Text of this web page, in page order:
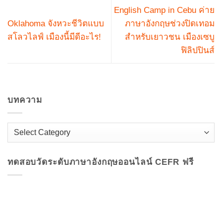
Oklahoma จังหวะชีวิตแบบ
สโลวไลฟ์ เมืองนี้มีดีอะไร!
English Camp in Cebu ค่าย
ภาษาอังกฤษช่วงปิดเทอม
สำหรับเยาวชน เมืองเซบู
ฟิลิปปินส์
บทความ
บทความ
ทดสอบวัดระดับภาษาอังกฤษออนไลน์​ CEFR ฟรี